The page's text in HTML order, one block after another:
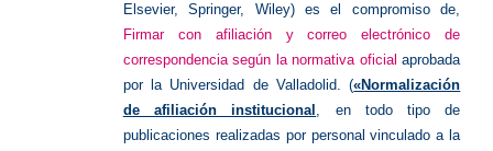
Elsevier, Springer, Wiley) es el compromiso de,
Firmar con afiliación y correo electrónico de
correspondencia según la normativa oficial aprobada
por la Universidad de Valladolid. («Normalización
de afiliación institucional , en todo tipo de
publicaciones realizadas por personal vinculado a la